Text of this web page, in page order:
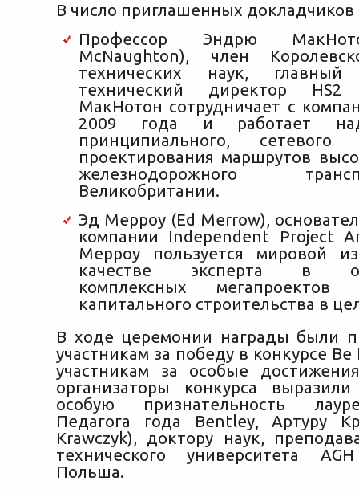
В число приглашенных
Профессор Эндрю
McNaughton), член
технических наук,
технический директор
МакНотон сотрудничает с
2009 года и работает
принципиального,
проектирования маршрутов
железнодорожного
Великобритании.
Эд Мерроу (Ed Merrow),
компании Independent Project
Мерроу пользуется мировой
качестве эксперта в
комплексных
капитального строительства в
В ходе церемонии награды были
участникам за победу в конкурсе
участникам за особые
организаторы конкурса
особую признательность
Педагога года Bentley, Артуру
Krawczyk), доктору наук,
технического университета
Польша.